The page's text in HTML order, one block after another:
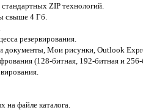
ZIP технологий.
свыше 4 Гб.
резервирования.
документы, Мои рисунки, Outlook
(128-битная, 192-битная и 256-
файле каталога.